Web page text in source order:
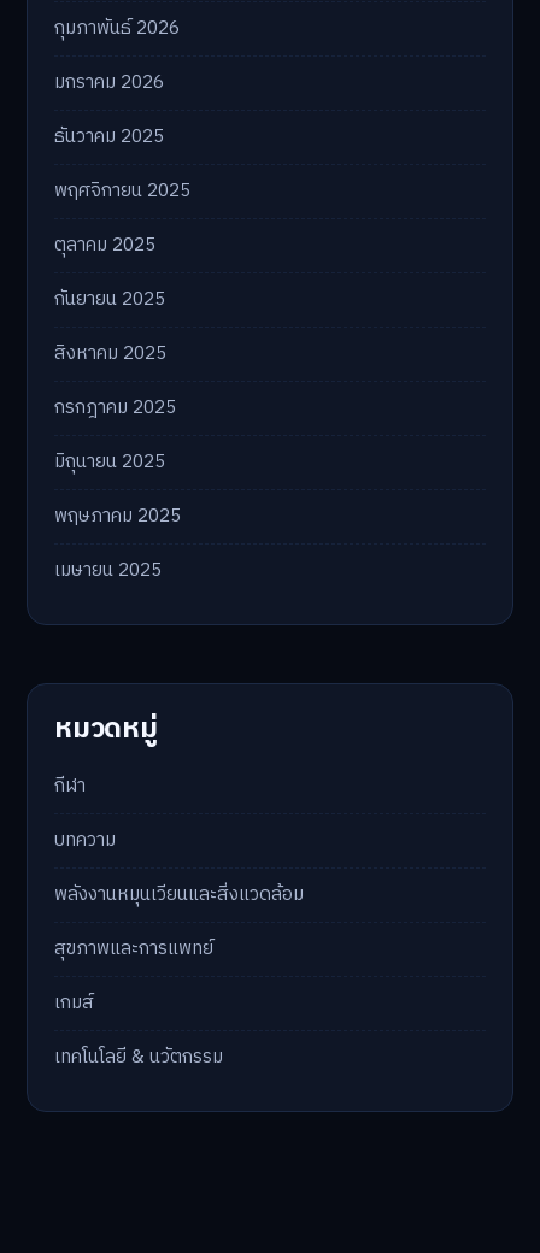
กุมภาพันธ์ 2026
มกราคม 2026
ธันวาคม 2025
พฤศจิกายน 2025
ตุลาคม 2025
กันยายน 2025
สิงหาคม 2025
กรกฎาคม 2025
มิถุนายน 2025
พฤษภาคม 2025
เมษายน 2025
หมวดหมู่
กีฬา
บทความ
พลังงานหมุนเวียนและสิ่งแวดล้อม
สุขภาพและการแพทย์
เกมส์
เทคโนโลยี & นวัตกรรม